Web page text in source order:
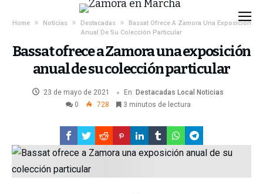
Home Noticias Destacadas
Bassat Ofrece A Zamora Una Exposición
Anual De Su Colección Particular
Bassat ofrece a Zamora una exposición
anual de su colección particular
23 de mayo de 2021 En: Destacadas Local Noticias
0
728 3 minutos de lectura